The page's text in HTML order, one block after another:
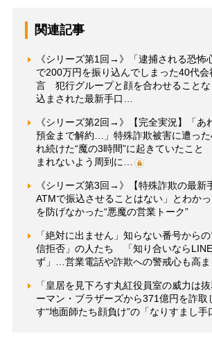
関連記事
《シリーズ第1回→》「逮捕される恐
で200万円を振り込んでしまった40代
言 犯行グループと顔を合わせることな
込まされた最新手口…
《シリーズ第2回→》【完全実況】「あ
預金まで解約…」特殊詐欺被害に遭った
れ続けた“魔の3時間”に起きていたこと
まれないよう周到に…
《シリーズ第3回→》【特殊詐欺の最新
ATMで振込させることはない」とわか
を防げなかった“悪魔の営業トーク”
「絶対に出ません」知らない番号から
信拒否」の人たち 「知り合いなら
ず」…営業電話や詐欺への警戒心も高ま
「皇居を見下ろす丸紅役員室の威力は
ーマン・ブラザーズから371億円を詐取
す“地面師たち顔負け”の「なりすまし手